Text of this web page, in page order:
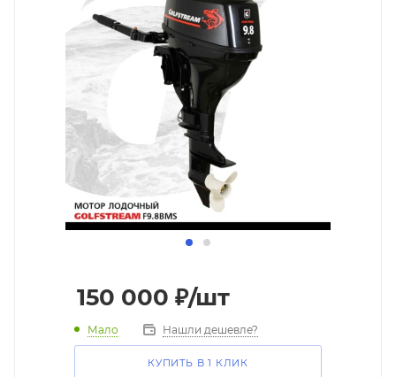
150 000 ₽/шт
Мало Нашли дешевле?
КУПИТЬ В 1 КЛИК